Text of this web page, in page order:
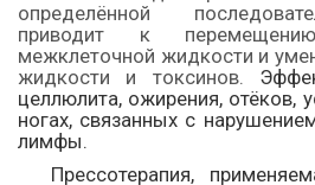
определённой
приводит к
межклеточной жидкости и
жидкости и токсинов.
целлюлита, ожирения, отёков,
ногах, связанных с
лимфы.
Прессотерапия,